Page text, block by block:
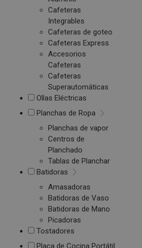
Cafeteras
Integrables
Cafeteras de goteo
Cafeteras Express
Accesorios
Cafeteras
Cafeteras
Superautomáticas
Ollas Eléctricas
Planchas de Ropa
Planchas de vapor
Centros de
Planchado
Tablas de Planchar
Batidoras
Amasadoras
Batidoras de Vaso
Batidoras de Mano
Picadoras
Tostadores
Placa de Cocina Portátil